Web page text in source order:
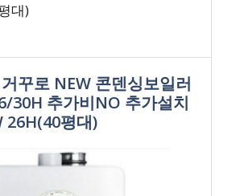
대)
꾸로 NEW 콘덴싱보일러
30H 추가비NO 추가설치
26H(40평대)